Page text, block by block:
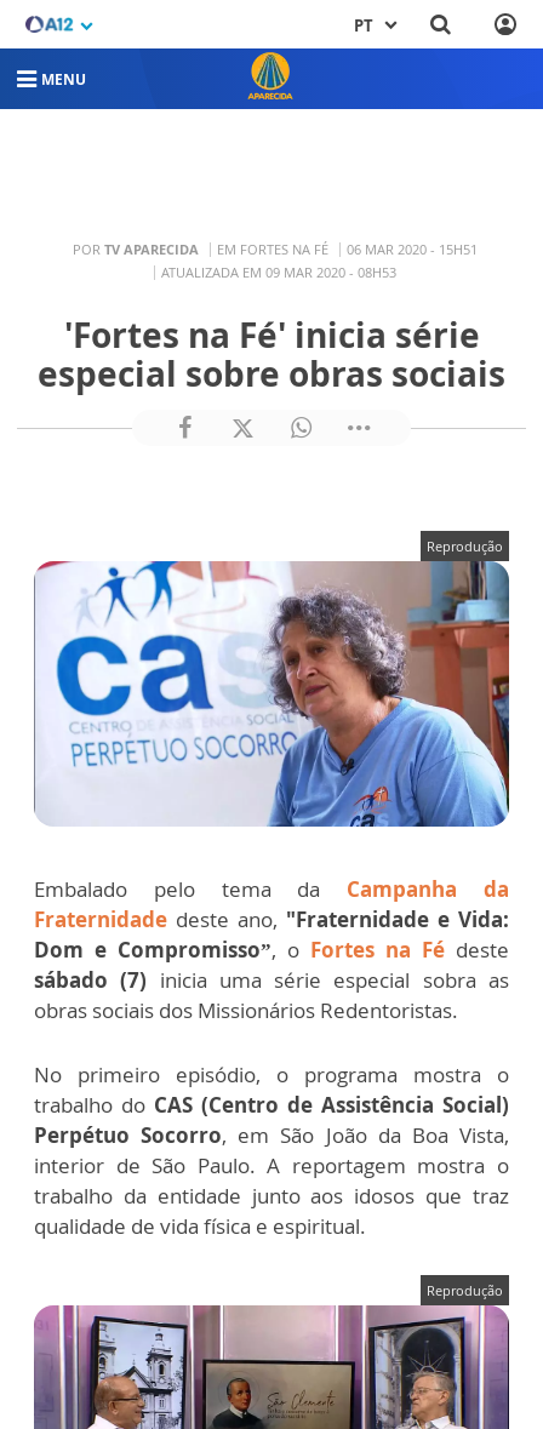
PT
MENU
POR TV APARECIDA EM FORTES NA FÉ
06 MAR 2020 - 15H51
ATUALIZADA EM 09 MAR 2020 - 08H53
'Fortes na Fé' inicia série
especial sobre obras sociais
Reprodução
Embalado pelo tema da Campanha da
Fraternidade deste ano, "Fraternidade e Vida:
Dom e Compromisso”, o Fortes na Fé deste
sábado (7) inicia uma série especial sobra as
obras sociais dos Missionários Redentoristas.
No primeiro episódio, o programa mostra o
trabalho do CAS (Centro de Assistência Social)
Perpétuo Socorro, em São João da Boa Vista,
interior de São Paulo. A reportagem mostra o
trabalho da entidade junto aos idosos que traz
qualidade de vida física e espiritual.
Reprodução